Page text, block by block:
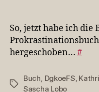
So, jetzt habe ich die
hergeschoben… #
Schlagwörter
Buch, DgkoeFS,
Sascha Lobo